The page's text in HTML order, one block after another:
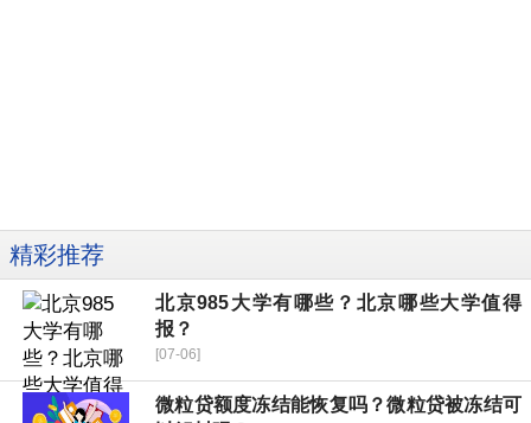
精彩推荐
北京985大学有哪些？北京哪些大学值得
报？
[07-06]
微粒贷额度冻结能恢复吗？微粒贷被冻结可